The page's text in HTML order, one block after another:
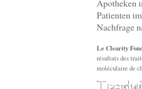
Apotheken
Patienten
Nachfrage
Le Clearity
résultats des
moléculaire de